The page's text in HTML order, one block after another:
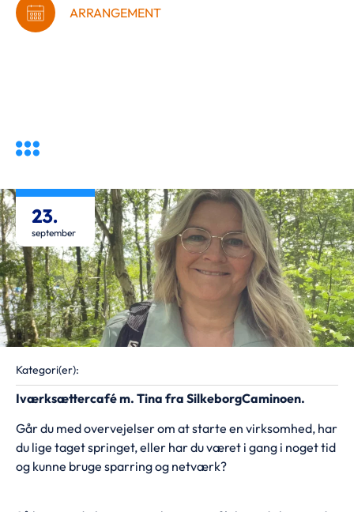
ARRANGEMENT
23.
september
Kategori(er):
Iværksættercafé m. Tina fra SilkeborgCaminoen.
Går du med overvejelser om at starte en virksomhed, har
du lige taget springet, eller har du været i gang i noget tid
og kunne bruge sparring og netværk?